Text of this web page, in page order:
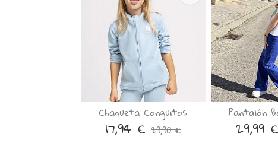
Chaqueta Conguitos
17,94 €29,90 €
Pantalón
29,99